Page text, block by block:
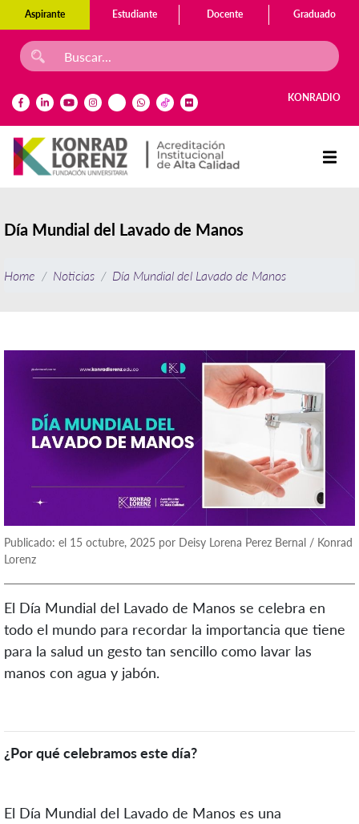
Aspirante Estudiante Docente Graduado
KONRADIO
Día Mundial del Lavado de Manos
Home Noticias Día Mundial del Lavado de Manos
Publicado: el 15 octubre, 2025 por Deisy Lorena Perez Bernal / Konrad
Lorenz
El Día Mundial del Lavado de Manos se celebra en
todo el mundo para recordar la importancia que tiene
para la salud un gesto tan sencillo como lavar las
manos con agua y jabón.
¿Por qué celebramos este día?
El Día Mundial del Lavado de Manos es una